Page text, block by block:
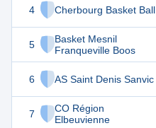
4 Cherbourg Basket Ball
5
Basket Mesnil
Franqueville Boos
6 AS Saint Denis Sanvic
7
CO Région
Elbeuvienne
21 14
19 14